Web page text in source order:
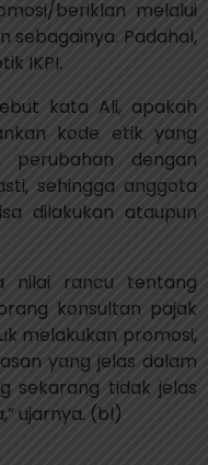
beriklan melalui
sebagainya. Padahal,
IKPI.
kata Ali, apakah
kode etik yang
dengan
sehingga anggota
dilakukan ataupun
nilai rancu tentang
konsultan pajak
melakukan promosi,
yang jelas dalam
sekarang tidak jelas
ujarnya. (bl)